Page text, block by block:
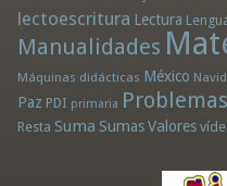
lectoescritura Lectura
Manualidades
Máquinas didácticas México
Paz PDI primaria Problemas
Resta Suma Sumas Valores